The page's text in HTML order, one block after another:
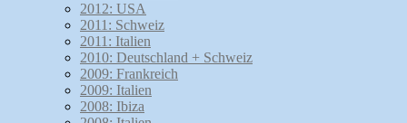
2012: USA
2011: Schweiz
2011: Italien
2010: Deutschland + Schweiz
2009: Frankreich
2009: Italien
2008: Ibiza